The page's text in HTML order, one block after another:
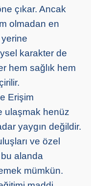
çıkar. Ancak
olmadan en
karakter de
hem sağlık hem
Erişim
ulaşmak henüz
yaygın değildir.
ve özel
bu alanda
mümkün.